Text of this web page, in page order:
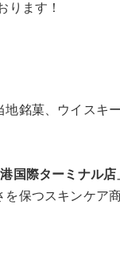
ります！
地銘菓、ウイスキ
国際ターミナル店
を保つスキンケア